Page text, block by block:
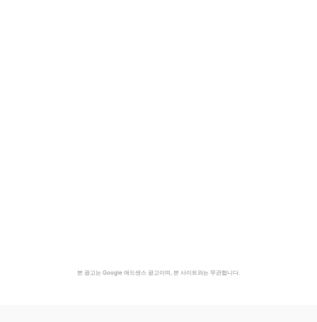
본 광고는 Google 애드센스 광고이며, 본 사이트와는 무관합니다.